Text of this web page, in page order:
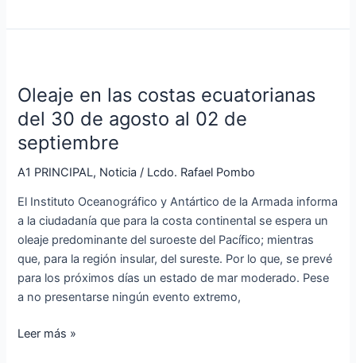
Oleaje en las costas ecuatorianas
del 30 de agosto al 02 de
septiembre
A1 PRINCIPAL, Noticia / Lcdo. Rafael Pombo
El Instituto Oceanográfico y Antártico de la Armada informa
a la ciudadanía que para la costa continental se espera un
oleaje predominante del suroeste del Pacífico; mientras
que, para la región insular, del sureste. Por lo que, se prevé
para los próximos días un estado de mar moderado. Pese
a no presentarse ningún evento extremo,
las
costas
ecuatorianas
del
30
agosto
al
02
de
septiembre
Leer más »